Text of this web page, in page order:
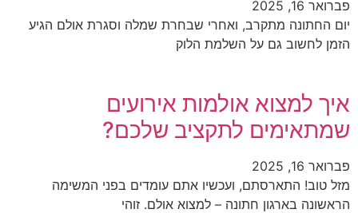
פברואר 16, 2025
יום החתונה מתקרב, ואחרי שבחרת שמלה וסגרת אולם הגיע
הזמן לחשוב גם על השלמת הלוק
איך למצוא אולמות אירועים
שמתאימים לתקציב שלכם?
פברואר 16, 2025
מזל טוב! התארסתם, ועכשיו אתם עומדים בפני המשימה
הראשונה בארגון חתונה – למצוא אולם. זוהי